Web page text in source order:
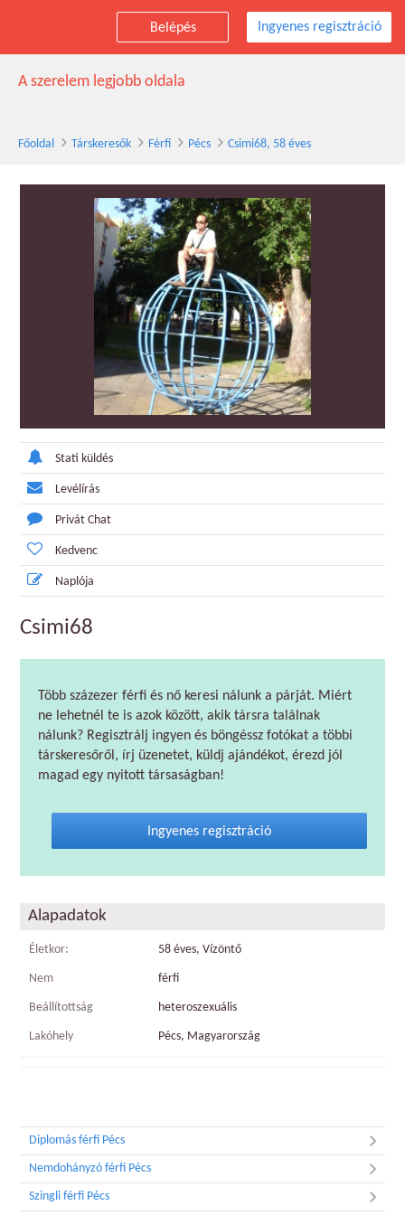
Belépés Ingyenes regisztráció
Csimi68 társkereső férfi, 58 éves, Pécs
A szerelem legjobb oldala
Főoldal Társkeresők Férfi Pécs Csimi68, 58 éves
Stati küldés
Levélírás
Privát Chat
Kedvenc
Naplója
Csimi68
Több százezer férfi és nő keresi nálunk a párját. Miért
ne lehetnél te is azok között, akik társra találnak
nálunk? Regisztrálj ingyen és böngéssz fotókat a többi
társkeresőről, írj üzenetet, küldj ajándékot, érezd jól
magad egy nyitott társaságban!
Ingyenes regisztráció
Alapadatok
Életkor: 58 éves, Vízöntő
Nem férfi
Beállítottság heteroszexuális
Lakóhely Pécs, Magyarország
Diplomás férfi Pécs
Nemdohányzó férfi Pécs
Szingli férfi Pécs